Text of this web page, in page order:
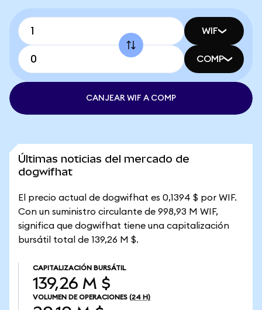
WIF
COMP
CANJEAR WIF A COMP
Últimas noticias del mercado de
dogwifhat
El precio actual de dogwifhat es 0,1394 $ por WIF.
Con un suministro circulante de 998,93 M WIF,
significa que dogwifhat tiene una capitalización
bursátil total de 139,26 M $.
CAPITALIZACIÓN BURSÁTIL
139,26 M $
VOLUMEN DE OPERACIONES (24 H)